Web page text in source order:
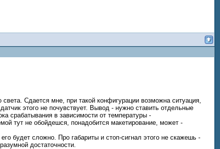
Сдается мне, при такой конфигурации возможна ситуация,
этого не почувствует. Вывод - нужно ставить отдельные
срабатывания в зависимости от температуры -
тут не обойдешся, понадобится макетирование, может -
будет сложно. Про габариты и стоп-сигнал этого не скажешь -
достаточности.